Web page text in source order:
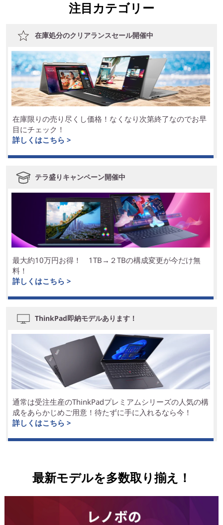
注目カテゴリー
在庫処分のクリアランスセール開催中
在庫限りの売り尽くし価格！なくなり次第終了なのでお早
目にチェック！
詳しくはこちら >
テラ盛りキャンペーン開催中
最大約10万円お得！ 1TB→２TBの構成変更が今だけ無
料！
詳しくはこちら >
ThinkPad即納モデルあります！
通常は受注生産のThinkPadプレミアムシリーズの人気の構
成をあらかじめご用意！待たずに手に入れるなら今！
詳しくはこちら >
最新モデルを多数取り揃え！